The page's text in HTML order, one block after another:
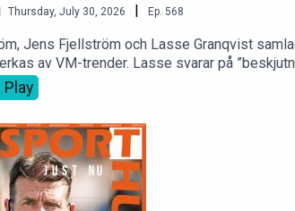
Thursday, July 30, 2026 | Ep. 568
Jens Fjellström och Lasse Granqvist
av VM-trender. Lasse svarar på
och gör omstridd rockad när assisterande
friidrottare byter nation för att kunna nå
Play